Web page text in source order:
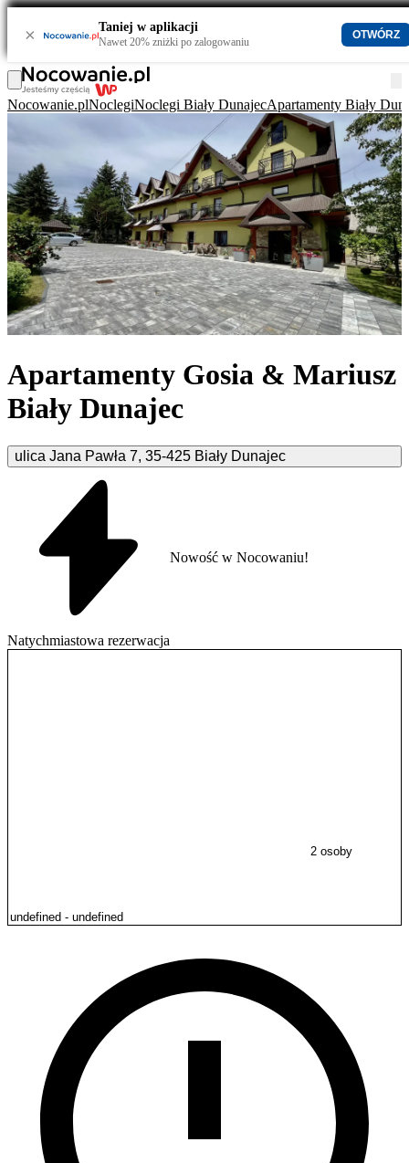
× Taniej w aplikacji
Nawet 20% zniżki po zalogowaniu
OTWÓRZ
Nocowanie.plNoclegiNoclegi Biały DunajecApartamenty Biały
Apartamenty Gosia & Mariusz
Biały Dunajec
ulica Jana Pawła 7, 35-425 Biały Dunajec
Natychmiastowa rezerwacja
Nowość w Nocowaniu!
2 osoby